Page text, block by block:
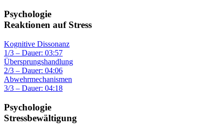
Psychologie
Reaktionen auf Stress
Kognitive Dissonanz
1/3 – Dauer: 03:57
Übersprungshandlung
2/3 – Dauer: 04:06
Abwehrmechanismen
3/3 – Dauer: 04:18
Psychologie
Stressbewältigung